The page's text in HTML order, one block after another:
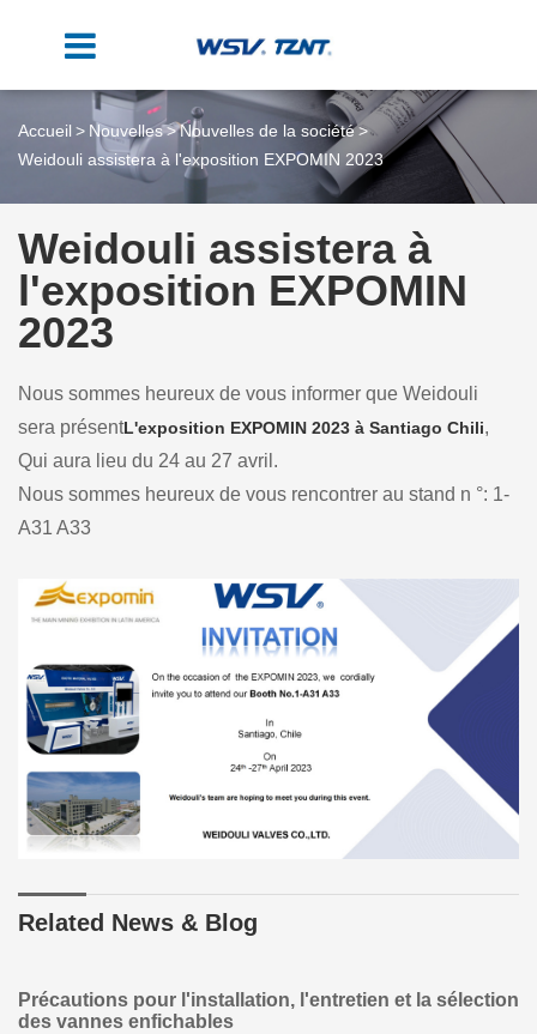
Accueil Nouvelles
Nouvelles de la société
Weidouli assistera à l'exposition EXPOMIN 2023
Weidouli assistera à
l'exposition EXPOMIN
2023
Nous sommes heureux de vous informer que Weidouli
sera présentL'exposition EXPOMIN 2023 à Santiago Chili,
Qui aura lieu du 24 au 27 avril.
Nous sommes heureux de vous rencontrer au stand n °: 1-
A31 A33
Related News & Blog
Précautions pour l'installation, l'entretien et la sélection
des vannes enfichables